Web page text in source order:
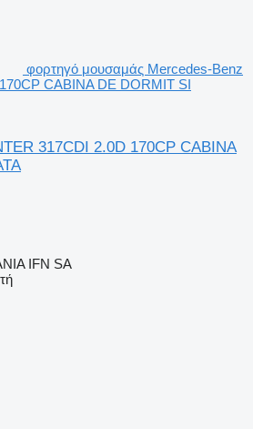
φορτηγό μουσαμάς Mercedes-Benz
CABINA DE DORMIT SI
317CDI 2.0D 170CP CABINA
IFN SA